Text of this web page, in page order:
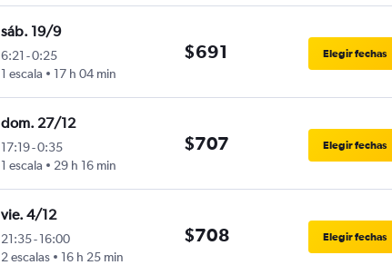
sáb. 19/9
6:21 -0:25
1 escala
17 h 04 min
$691 Elegir fechas
dom. 27/12
17:19-0:35
1 escala
29 h 16 min
$707 Elegir fechas
vie. 4/12
21:35-16:00
2 escalas
16 h 25 min
$708 Elegir fechas